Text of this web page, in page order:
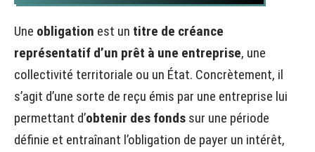
Une obligation est un titre de créance
représentatif d’un prêt à une entreprise, une
collectivité territoriale ou un État. Concrètement, il
s’agit d’une sorte de reçu émis par une entreprise lui
permettant d’obtenir des fonds sur une période
définie et entraînant l’obligation de payer un intérêt,